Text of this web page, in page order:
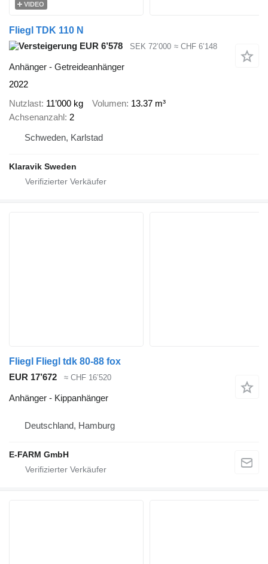
VIDEO
Fliegl TDK 110 N
EUR 6’578
SEK 72’000 ≈ CHF 6’148
Anhänger - Getreideanhänger
2022
Nutzlast 11’000 kg Volumen 13.37 m³
Achsenanzahl 2
Schweden, Karlstad
Klaravik Sweden
Fliegl Fliegl tdk 80-88 fox
EUR 17’672
≈ CHF 16’520
Anhänger - Kippanhänger
Deutschland, Hamburg
E-FARM GmbH